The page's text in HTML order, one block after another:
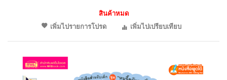
สินค้าหมด
เพิ่มไปรายการโปรด
เพิ่มไปเปรียบเทียบ